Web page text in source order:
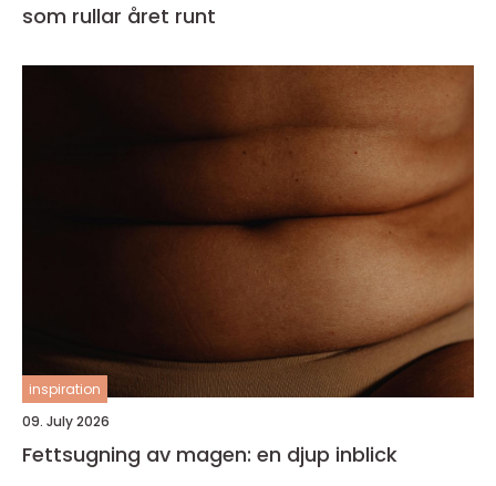
som rullar året runt
inspiration
09. July 2026
Fettsugning av magen: en djup inblick